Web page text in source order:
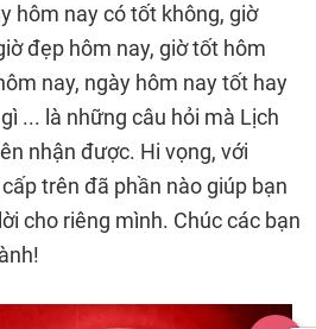
hôm nay có tốt không, giờ
đẹp hôm nay, giờ tốt hôm
nay, ngày hôm nay tốt hay
... là những câu hỏi mà Lịch
nhận được. Hi vọng, với
trên đã phần nào giúp bạn
cho riêng mình. Chúc các bạn